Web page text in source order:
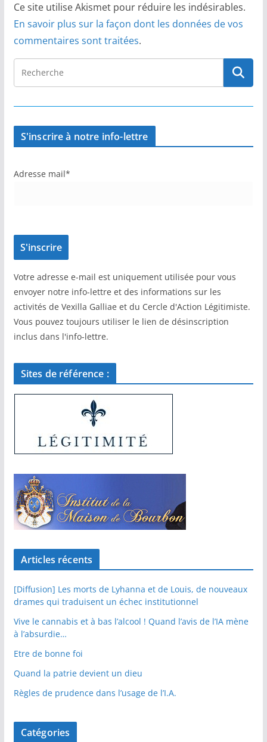
Ce site utilise Akismet pour réduire les indésirables.
En savoir plus sur la façon dont les données de vos
commentaires sont traitées.
S'inscrire à notre info-lettre
Adresse mail*
Votre adresse e-mail est uniquement utilisée pour vous
envoyer notre info-lettre et des informations sur les
activités de Vexilla Galliae et du Cercle d'Action Légitimiste.
Vous pouvez toujours utiliser le lien de désinscription
inclus dans l'info-lettre.
Sites de référence :
Articles récents
[Diffusion] Les morts de Lyhanna et de Louis, de nouveaux
drames qui traduisent un échec institutionnel
Vive le cannabis et à bas l’alcool ! Quand l’avis de l’IA mène
à l’absurdie…
Etre de bonne foi
Quand la patrie devient un dieu
Règles de prudence dans l’usage de l’I.A.
Catégories